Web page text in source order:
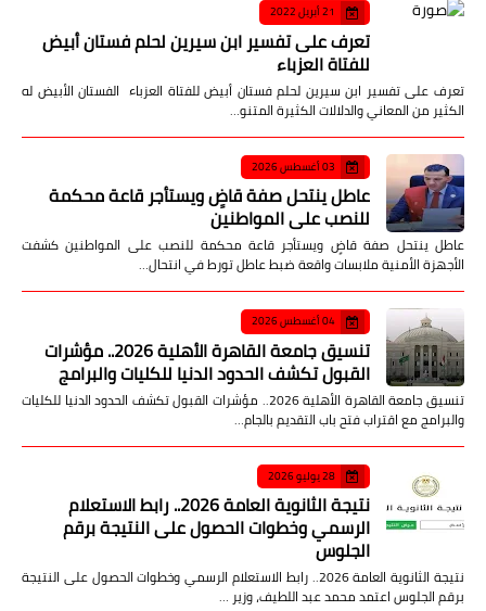
21 أبريل 2022
تعرف على تفسير ابن سيرين لحلم فستان أبيض
للفتاة العزباء
تعرف على تفسير ابن سيرين لحلم فستان أبيض للفتاة العزباء الفستان الأبيض له
الكثير من المعاني والدلالات الكثيرة المتنو…
03 أغسطس 2026
عاطل ينتحل صفة قاضٍ ويستأجر قاعة محكمة
للنصب على المواطنين
عاطل ينتحل صفة قاضٍ ويستأجر قاعة محكمة للنصب على المواطنين كشفت
الأجهزة الأمنية ملابسات واقعة ضبط عاطل تورط في انتحال…
04 أغسطس 2026
تنسيق جامعة القاهرة الأهلية 2026.. مؤشرات
القبول تكشف الحدود الدنيا للكليات والبرامج
تنسيق جامعة القاهرة الأهلية 2026.. مؤشرات القبول تكشف الحدود الدنيا للكليات
والبرامج مع اقتراب فتح باب التقديم بالجام…
28 يوليو 2026
نتيجة الثانوية العامة 2026.. رابط الاستعلام
الرسمي وخطوات الحصول على النتيجة برقم
الجلوس
نتيجة الثانوية العامة 2026.. رابط الاستعلام الرسمي وخطوات الحصول على النتيجة
برقم الجلوس اعتمد محمد عبد اللطيف، وزير …